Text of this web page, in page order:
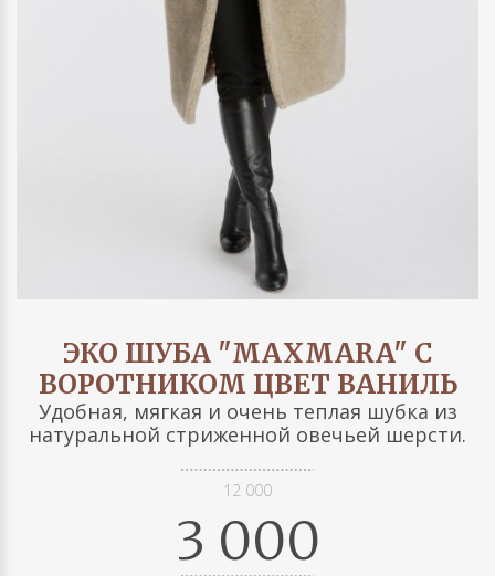
ЭКО ШУБА "MAXMARA" С
ВОРОТНИКОМ ЦВЕТ ВАНИЛЬ
Удобная, мягкая и очень теплая шубка из
натуральной стриженной овечьей шерсти.
12 000
3 000